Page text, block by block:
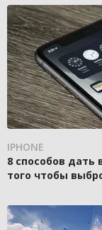
IPHONE
8 способов дать
того чтобы